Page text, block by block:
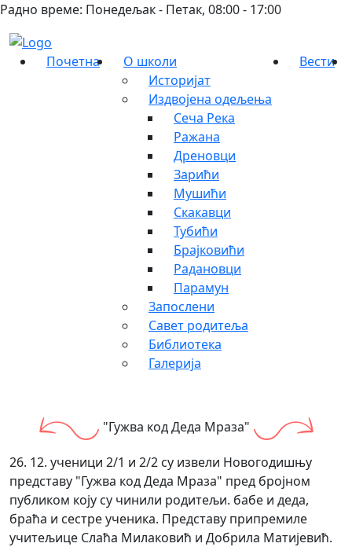
Радно време: Понедељак - Петак, 08:00 - 17:00
Почетна
О школи
Историјат
Издвојена одељења
Сеча Река
Ражана
Дреновци
Зарићи
Мушићи
Скакавци
Тубићи
Брајковићи
Радановци
Парамун
Запослени
Савет родитеља
Библиотека
Галерија
Вести
"Гужва код Деда Мраза"
26. 12. ученици 2/1 и 2/2 су извели Новогодишњу
представу "Гужва код Деда Мраза" пред бројном
публиком коју су чинили родитељи. бабе и деда,
браћа и сестре ученика. Представу припремиле
учитељице Слаћа Милаковић и Добрила Матијевић.